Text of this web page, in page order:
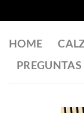
HOME
PREGUNTAS